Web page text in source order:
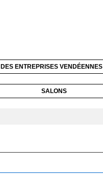
ENTREPRISES VENDÉENNES
SALONS